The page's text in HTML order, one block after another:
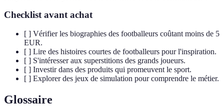
Checklist avant achat
[ ] Vérifier les biographies des footballeurs coûtant moins de 5
EUR.
[ ] Lire des histoires courtes de footballeurs pour l'inspiration.
[ ] S'intéresser aux superstitions des grands joueurs.
[ ] Investir dans des produits qui promeuvent le sport.
[ ] Explorer des jeux de simulation pour comprendre le métier.
Glossaire